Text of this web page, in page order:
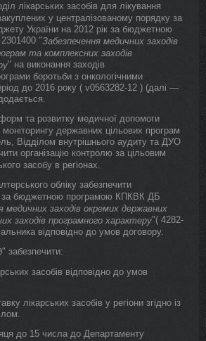
лікарських засобів для лікування
у централізованому порядку за
України на 2012 рік за бюджетною
"Забезпечення медичних заходів
та комплексних заходів
" на виконання заходів
боротьби з онкологічними
до 2016 року ( v0563282-12 ) (далі —
та розвитку медичної допомоги
державних цільових програм
Відділом внутрішнього аудиту та ДУО
організацію контролю за цільовим
засобу в регіонах.
обліку забезпечити
за бюджетною програмою КПКВК ДБ
медичних заходів окремих державних
заходів програмного характеру"( 4282-
відповідно до умов договору.
" забезпечити:
засобів відповідно до умов
лікарських засобів у регіони згідно із
до 15 числа до Департаменту